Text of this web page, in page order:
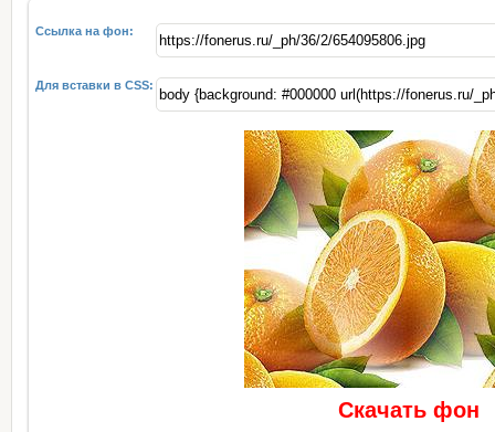
Ссылка на фон:
Для вставки в CSS:
Скачать фон